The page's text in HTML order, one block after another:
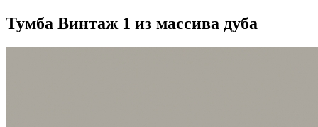
Тумба Винтаж 1 из массива дуба